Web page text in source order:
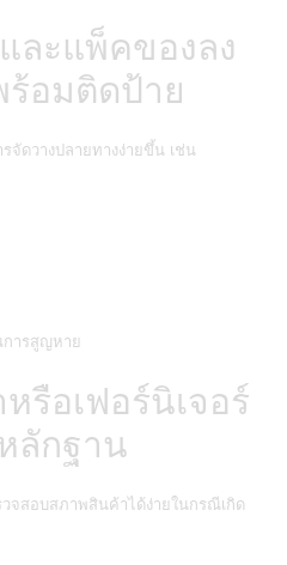
ละแพ็คของลง
ร้อมติดป้าย
จัดวางปลายทางง่ายขึ้น เช่น
ารสูญหาย
รือเฟอร์นิเจอร์
ลักฐาน
จสอบสภาพสินค้าได้ง่ายในกรณีเกิด